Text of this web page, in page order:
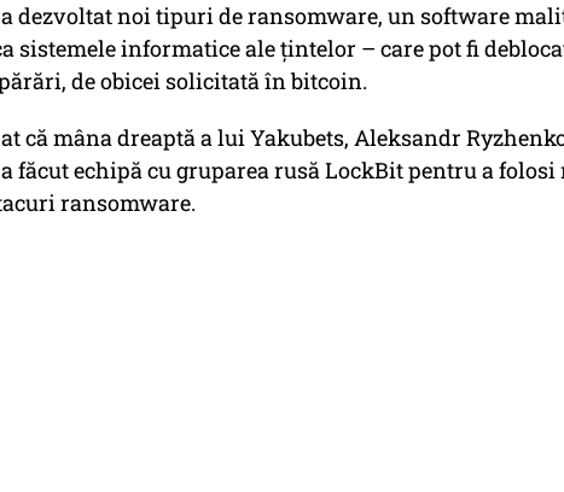
dezvoltat noi tipuri de ransomware, un software
sistemele informatice ale țintelor – care pot fi
de obicei solicitată în bitcoin.
că mâna dreaptă a lui Yakubets, Aleksandr
făcut echipă cu gruparea rusă LockBit pentru a
ransomware.